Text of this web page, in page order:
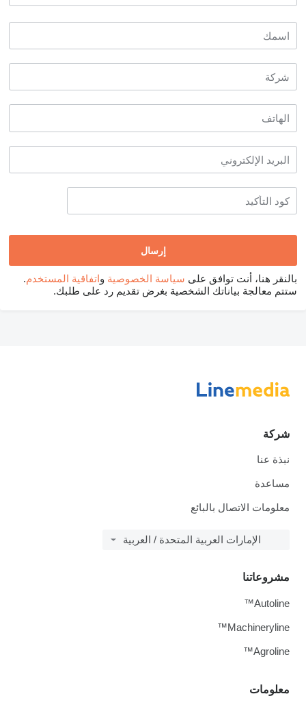
بالنقر هنا، أنت توافق على سياسة الخصوصية واتفاقية المستخدم.
ستتم معالجة بياناتك الشخصية بغرض تقديم رد على طلبك.
شركة
نبذة عنا
مساعدة
معلومات الاتصال بالبائع
الإمارات العربية المتحدة / العربية
معلومات
مشروعاتنا
Autoline™
Machineryline™
Agroline™